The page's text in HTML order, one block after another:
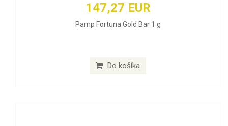
147,27 EUR
Pamp Fortuna Gold Bar 1 g
Do košíka